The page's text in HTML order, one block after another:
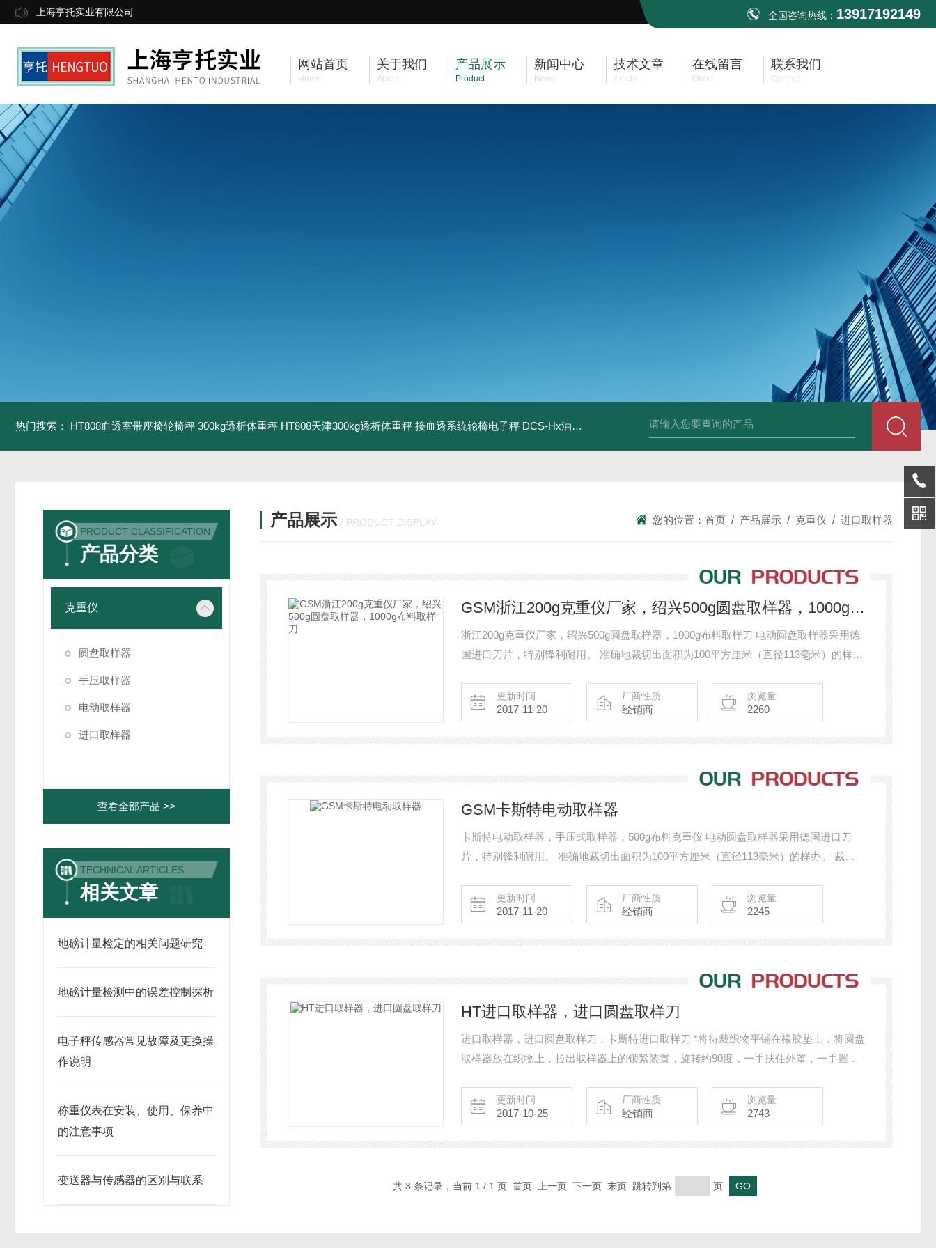
上海亨托实业有限公司 全国咨询热线： 13917192149
网站首页
Home
关于我们
About
产品展示
Product
新闻中心
News
技术文章
Article
在线留言
Order
联系我们
Contact
热门搜索： HT808血透室带座椅轮椅秤 300kg透析体重秤 HT808天津300kg透析体重秤 接血透系统轮椅电子秤 DCS-Hx油桶搬运车电子秤 上海350kg防爆倒桶称 HT808300kg带座椅轮椅秤 血透室轮椅
PRODUCT CLASSIFICATION
产品分类
克重仪
圆盘取样器
手压取样器
电动取样器
进口取样器
查看全部产品 >>
TECHNICAL ARTICLES
相关文章
地磅计量检定的相关问题研究
地磅计量检测中的误差控制探析
电子秤传感器常见故障及更换操
作说明
称重仪表在安装、使用、保养中
的注意事项
变送器与传感器的区别与联系
产品展示 / PRODUCT DISPLAY 您的位置： 首页 / 产品展示 / 克重仪 / 进口取样器
GSM浙江200g克重仪厂家，绍兴500g圆盘取样器，1000g布料取样刀
浙江200g克重仪厂家，绍兴500g圆盘取样器，1000g布料取样刀 电动圆盘取样器采用德
国进口刀片，特别锋利耐用。 准确地裁切出面积为100平方厘米（直径113毫米）的样
块及后备不锈钢刀片两块。
更新时间
2017-11-20
厂商性质
经销商
浏览量
2260
GSM卡斯特电动取样器
卡斯特电动取样器，手压式取样器，500g布料克重仪 电动圆盘取样器采用德国进口刀
片，特别锋利耐用。 准确地裁切出面积为100平方厘米（直径113毫米）的样办。 裁切
不锈钢刀片两块。
更新时间
2017-11-20
厂商性质
经销商
浏览量
2245
HT进口取样器，进口圆盘取样刀
进口取样器，进口圆盘取样刀，卡斯特进口取样刀 *将待裁织物平铺在橡胶垫上，将圆盘
取样器放在织物上，拉出取样器上的锁紧装置，旋转约90度，一手扶住外罩，一手握住
样裁取。更新时间
2017-10-25
厂商性质
经销商
浏览量
2743
共 3 条记录，当前 1 / 1 页 首页 上一页 下一页 末页 跳转到第 页